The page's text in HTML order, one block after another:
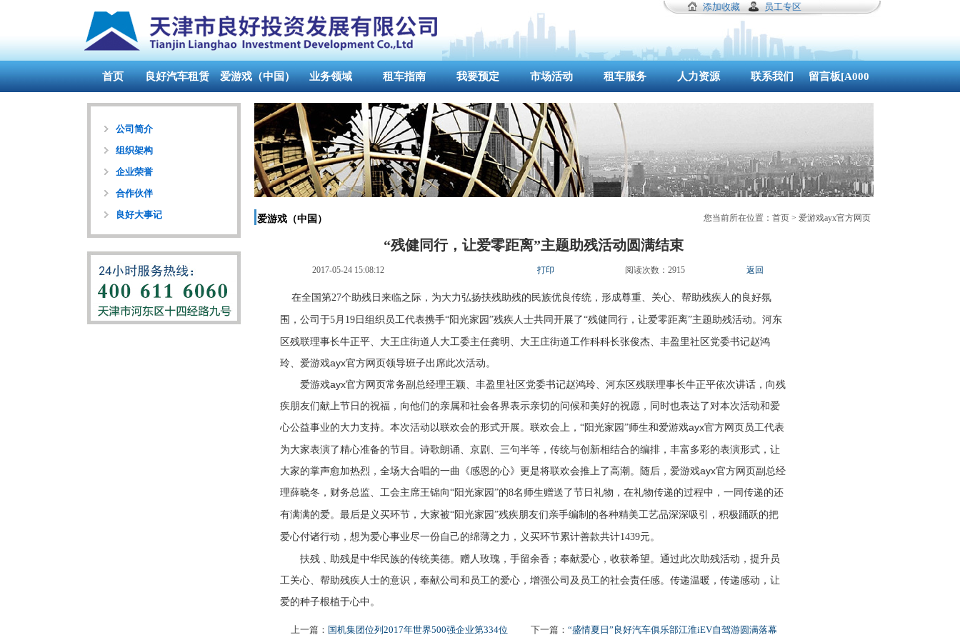
添加收藏 员工专区
首页 良好汽车租赁 爱游戏（中国） 业务领域 租车指南 我要预定 市场活动 租车服务 人力资源 联系我们 留言板[A0003_2]
公司简介
组织架构
企业荣誉
合作伙伴
良好大事记
爱游戏（中国） 您当前所在位置： 首页 > 爱游戏ayx官方网页
“残健同行，让爱零距离”主题助残活动圆满结束
2017-05-24 15:08:12 打印 阅读次数： 2915 返回
在全国第27个助残日来临之际，为大力弘扬扶残助残的民族优良传统，形成尊重、关心、帮助残疾人的良好氛
围，公司于5 月 19日组织员工代表携手“阳光家园”残疾人士共同开展了“残健同行，让爱零距离”主题助残活动。河东
区残联理事长牛正平、大王庄街道人大工委主任龚明、大王庄街道工作科科长张俊杰、丰盈里社区党委书记赵鸿
玲、爱游戏ayx官方网页领导班子出席此次活动。
爱游戏ayx官方网页常务副总经理王颖、丰盈里社区党委书记赵鸿玲、河东区残联理事长牛正平依次讲话，向残
疾朋友们献上节日的祝福，向他们的亲属和社会各界表示亲切的问候和美好的祝愿，同时也表达了对本次活动和爱
心公益事业的大力支持。本次活动以联欢会的形式开展。联欢会上， “阳光家园”师生和爱游戏ayx官方网页员工代表
为大家表演了精心准备的节目。诗歌朗诵、京剧、三句半等，传统与创新相结合的编排，丰富多彩的表演形式，让
大家的掌声愈加热烈，全场大合唱的一曲《感恩的心》更是将联欢会推上了高潮。随后，爱游戏ayx官方网页副总经
理薛晓冬，财务总监、工会主席王锦向“阳光家园”的8名师生赠送了节日礼物，在礼物传递的过程中，一同传递的还
有满满的爱。最后是义买环节，大家被“阳光家园”残疾朋友们亲手编制的各种精美工艺品深深吸引，积极踊跃的把
爱心付诸行动，想为爱心事业尽一份自己的绵薄之力，义买环节累计善款共计1439元。
扶残﹑助残是中华民族的传统美德。赠人玫瑰，手留余香；奉献爱心，收获希望。通过此次助残活动，提升员
工关心、帮助残疾人士的意识，奉献公司和员工的爱心，增强公司及员工的社会责任感。传递温暖，传递感动，让
爱的种子根植于心中。
上一篇： 国机集团位列2017年世界500强企业第334位 下一篇： “盛情夏日”良好汽车俱乐部江淮iEV自驾游圆满落幕